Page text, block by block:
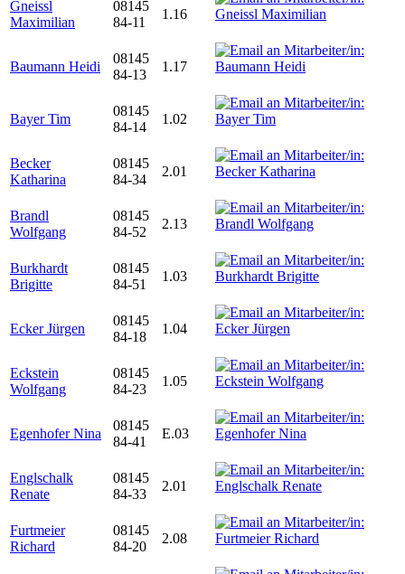
Gneissl
Maximilian
08145
84-11
1.16
Baumann Heidi
08145
84-13
1.17
Bayer Tim
08145
84-14
1.02
Becker
Katharina
08145
84-34
2.01
Brandl
Wolfgang
08145
84-52
2.13
Burkhardt
Brigitte
08145
84-51
1.03
Ecker Jürgen
08145
84-18
1.04
Eckstein
Wolfgang
08145
84-23
1.05
Egenhofer Nina
08145
84-41
E.03
Englschalk
Renate
08145
84-33
2.01
Furtmeier
Richard
08145
84-20
2.08